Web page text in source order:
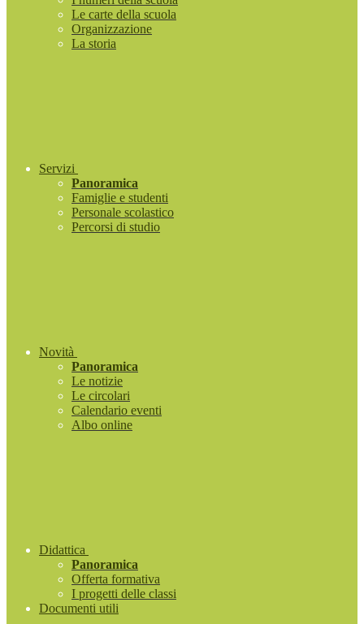
Le carte della scuola
Organizzazione
La storia
Servizi
Panoramica
Famiglie e studenti
Personale scolastico
Percorsi di studio
Novità
Panoramica
Le notizie
Le circolari
Calendario eventi
Albo online
Didattica
Panoramica
Offerta formativa
I progetti delle classi
Documenti utili